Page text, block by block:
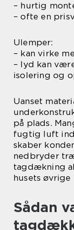
– hurtig
– ofte en
Ulemper:
– kan virke
– lyd kan
isolering og
Uanset
på plads.
fugtig luft
skaber
nedbryder
tagdækning
husets
Sådan